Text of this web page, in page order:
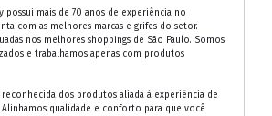
possui mais de 70 anos de experiência no
com as melhores marcas e grifes do setor.
nos melhores shoppings de São Paulo. Somos
e trabalhamos apenas com produtos
reconhecida dos produtos aliada à experiência de
qualidade e conforto para que você